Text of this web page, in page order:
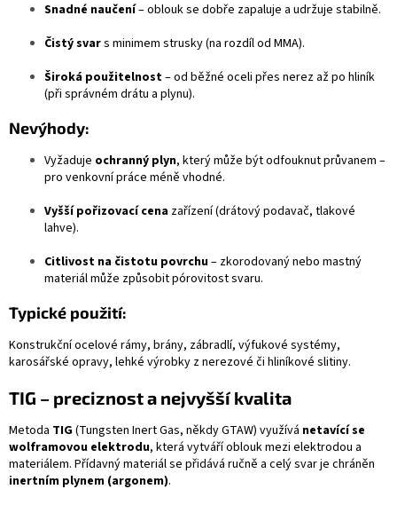
Snadné naučení– oblouk se dobře zapaluje a udržuje stabilně.
Čistý svars minimem strusky (na rozdíl od MMA).
Široká použitelnost– od běžné oceli přes nerez až po hliník
(při správném drátu a plynu).
Nevýhody:
Vyžaduje ochranný plyn, který může být odfouknut průvanem –
pro venkovní práce méně vhodné.
Vyšší pořizovací cena zařízení (drátový podavač, tlakové
lahve).
Citlivost na čistotu povrchu– zkorodovaný nebo mastný
materiál může způsobit pórovitost svaru.
Typické použití:
Konstrukční ocelové rámy, brány, zábradlí, výfukové systémy,
karosářské opravy, lehké výrobky z nerezové či hliníkové slitiny.
TIG – preciznost a nejvyšší kvalita
Metoda TIG(Tungsten Inert Gas, někdy GTAW) využívá netavící se
wolframovou elektrodu, která vytváří oblouk mezi elektrodou a
materiálem. Přídavný materiál se přidává ručně a celý svar je chráněn
inertním plynem (argonem).